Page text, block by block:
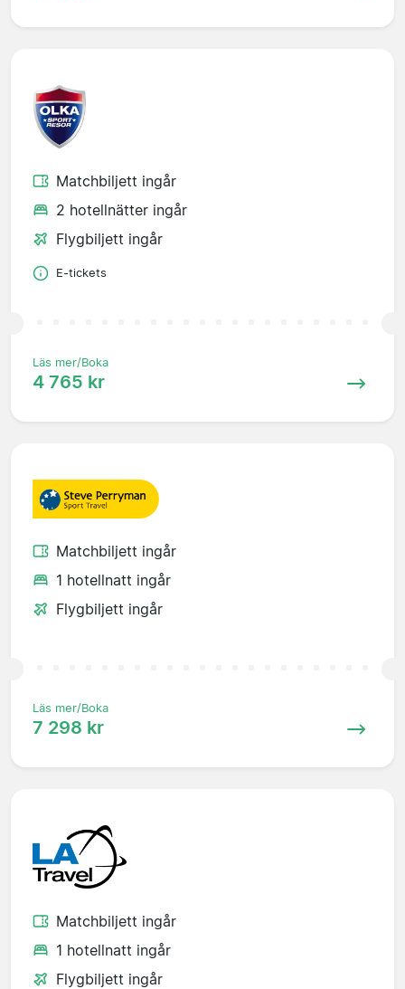
Matchbiljett ingår
2 hotellnätter ingår
Flygbiljett ingår
E-tickets
Läs mer/Boka
4 765 kr
Matchbiljett ingår
1 hotellnatt ingår
Flygbiljett ingår
Läs mer/Boka
7 298 kr
Matchbiljett ingår
1 hotellnatt ingår
Flygbiljett ingår